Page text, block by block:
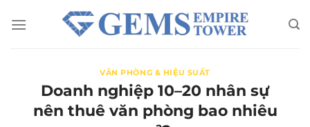
đến
VĂN PHÒNG & HIỆU SUẤT
Doanh nghiệp 10–20 nhân sự
nên thuê văn phòng bao nhiêu